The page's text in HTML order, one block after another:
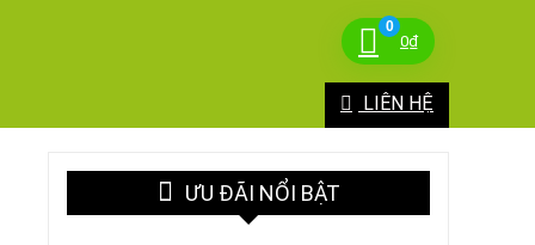
0
0₫
LIÊN HỆ
ƯU ĐÃI NỔI BẬT